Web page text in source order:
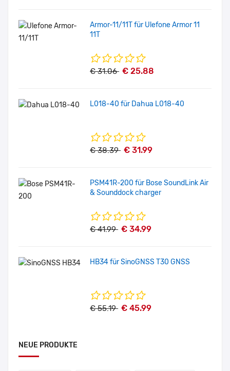
Armor-11/11T für Ulefone Armor 11
11T
€ 31.06 € 25.88
L018-40 für Dahua L018-40
€ 38.39 € 31.99
PSM41R-200 für Bose SoundLink Air
& Sounddock charger
€ 41.99 € 34.99
HB34 für SinoGNSS T30 GNSS
€ 55.19 € 45.99
NEUE PRODUKTE